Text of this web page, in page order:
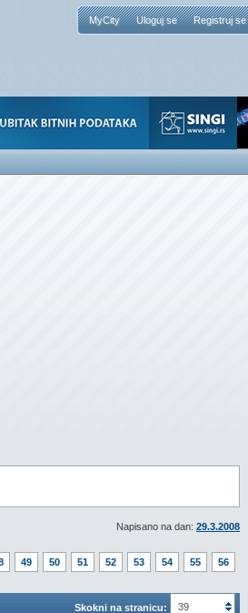
MyCity Uloguj se Registruj se
Napisano na dan: 29.3.2008
49 50 51 52 53 54 55 56
Skokni na stranicu: 39